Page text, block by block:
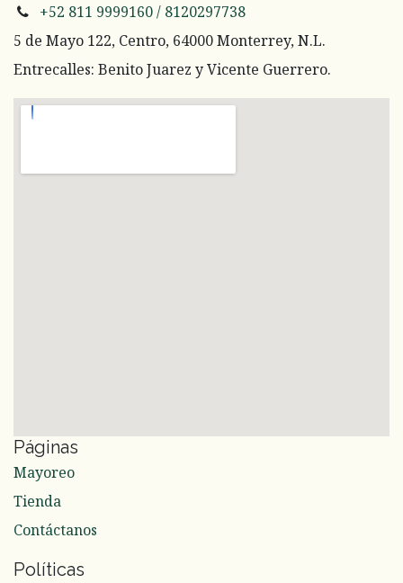
+52 811 9999160 / 8120297738
5 de Mayo 122, Centro, 64000 Monterrey, N.L.
Entrecalles: Benito Juarez y Vicente Guerrero.
Páginas
Mayoreo
Tienda
Contáctanos
Políticas